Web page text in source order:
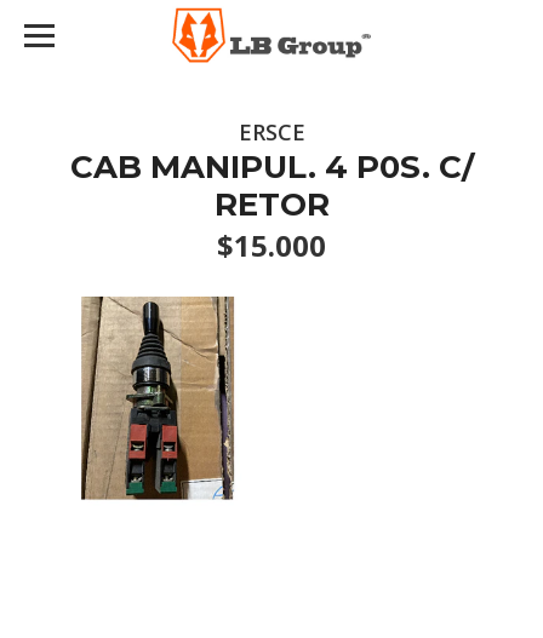
ERSCE
CAB MANIPUL. 4 P0S. C/
RETOR
$15.000